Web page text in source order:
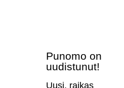
Punomo on
uudistunut!
Uusi, raikas